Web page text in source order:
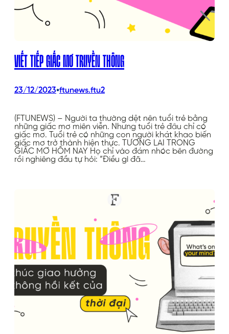
VIẾT TIẾP GIẤC MƠ TRUYỀN THÔNG
23/12/2023•ftunews.ftu2
(FTUNEWS) – Người ta thường dệt nên tuổi trẻ bằng
những giấc mơ miên viễn. Nhưng tuổi trẻ đâu chỉ có
giấc mơ. Tuổi trẻ có những con người khát khao biến
giấc mơ trở thành hiện thực. TƯƠNG LAI TRONG
GIẤC MƠ HÔM NAY Họ chỉ vào đám nhóc bên đường
rồi nghiêng đầu tự hỏi: “Điều gì đã…